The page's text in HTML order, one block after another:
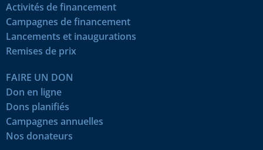
Activités de financement
Campagnes de financement
Lancements et inaugurations
Remises de prix
FAIRE UN DON
Don en ligne
Dons planifiés
Campagnes annuelles
Nos donateurs